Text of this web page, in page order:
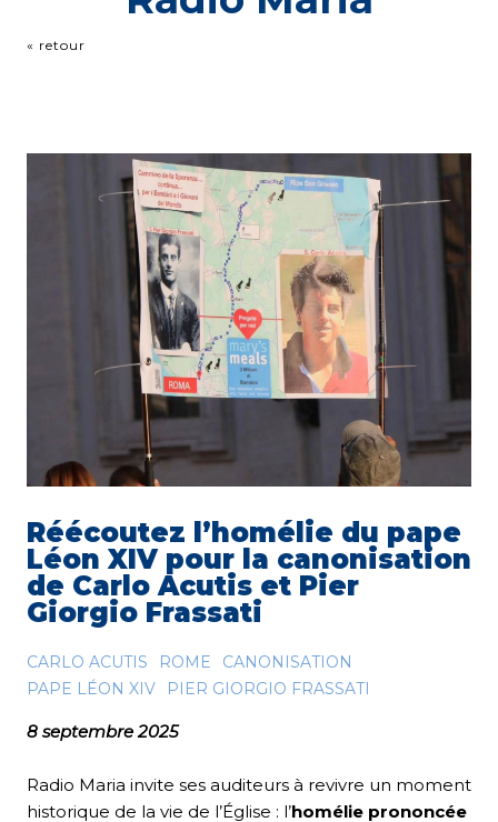
« retour
Réécoutez l’homélie du pape
Léon XIV pour la canonisation
de Carlo Acutis et Pier
Giorgio Frassati
CARLO ACUTIS ROME
CANONISATION
PAPE LÉON XIV
PIER GIORGIO FRASSATI
8 septembre 2025
Radio Maria invite ses auditeurs à revivre un moment
historique de la vie de l’Église : l’homélie prononcée